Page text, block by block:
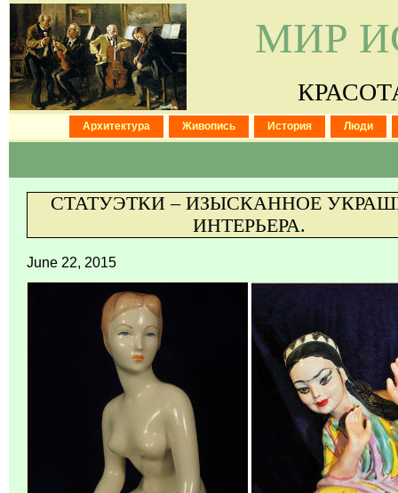
МИР
Архитектура Живопись История Люди
СТАТУЭТКИ – ИЗЫСКАННОЕ
ИНТЕРЬЕРА.
June 22, 2015